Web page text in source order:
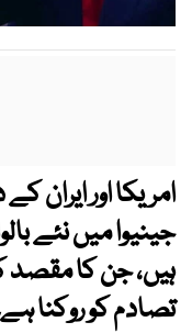
امریکا اور ایران
جینیوا میں نئے
ہیں، جن کا مقصد
تصادم کو روکنا